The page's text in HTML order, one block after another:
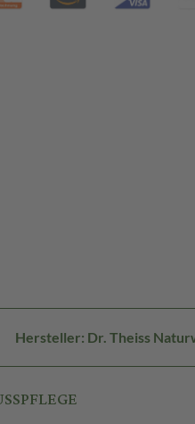
Hersteller: Dr. Theiss